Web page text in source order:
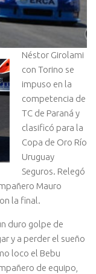
Néstor Girolami
con Torino se
impuso en la
competencia de
TC de Paraná y
clasificó para la
Copa de Oro Río
Uruguay
Seguros. Relegó
Mauro
la final.
duro golpe de
y a perder el sueño
loco el Bebu
de equipo,